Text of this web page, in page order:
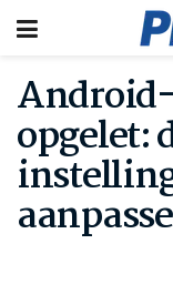
opgelet: